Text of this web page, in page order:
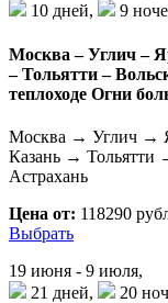
10 дней,
9
Москва – Углич –
– Тольятти –
теплоходе Огни
Москва → Углич →
Казань →
Астрахань
Цена от: 118290
Выбрать
19 июня - 9 июля,
21 дней,
20